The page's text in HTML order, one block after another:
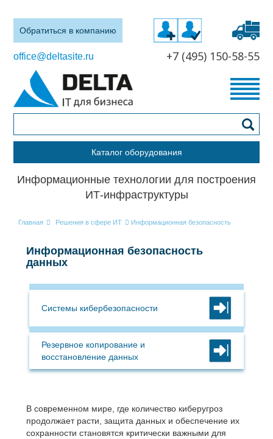
Обратиться в компанию
office@deltasite.ru +7 (495) 150-58-55
Каталог оборудования
Информационные технологии для построения
ИТ-инфраструктуры
Главная Решения в сфере ИТ Информационная безопасность
Информационная безопасность
данных
Системы кибербезопасности
Резервное копирование и
восстановление данных
В современном мире, где количество киберугроз
продолжает расти, защита данных и обеспечение их
сохранности становятся критически важными для